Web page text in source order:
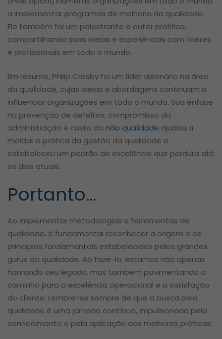
a implementar programas de melhoria da qualidade.
Ele também foi um palestrante e autor prolífico,
compartilhando suas ideias e experiências com líderes
e profissionais em todo o mundo.
Em resumo, Philip Crosby foi um líder visionário na área
da qualidade, cujas ideias e abordagens continuam a
influenciar organizações em todo o mundo. Sua ênfase
na prevenção de defeitos, compromisso da
administração e custo da não qualidade ajudou a
moldar a prática da gestão da qualidade e
estabeleceu um padrão de excelência que perdura até
os dias atuais.
Portanto…
Ao implementar metodologias e ferramentas de
qualidade, é fundamental reconhecer a origem e os
princípios fundamentais estabelecidos pelos grandes
gurus da qualidade. Ao fazê-lo, estamos não apenas
honrando seu legado, mas também pavimentando o
caminho para a excelência operacional e a satisfação
do cliente. Lembre-se sempre de que a busca pela
qualidade é uma jornada contínua, impulsionada pelo
conhecimento e pela aplicação das melhores práticas.